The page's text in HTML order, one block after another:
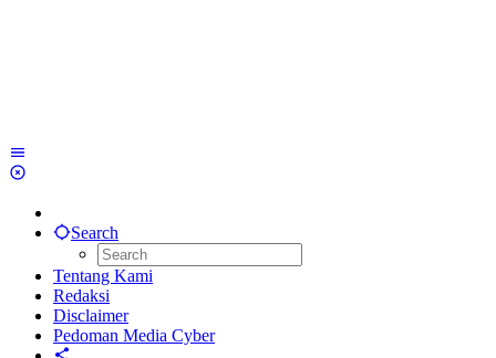
Search
Tentang Kami
Redaksi
Disclaimer
Pedoman Media Cyber